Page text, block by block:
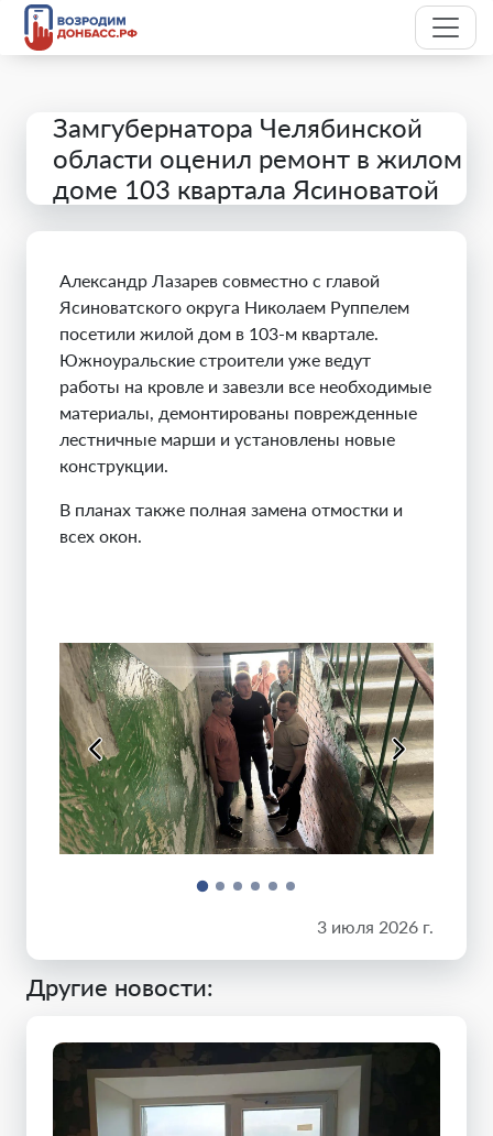
Замгубернатора Челябинской
области оценил ремонт в жилом
доме 103 квартала Ясиноватой
Александр Лазарев совместно с главой
Ясиноватского округа Николаем Руппелем
посетили жилой дом в 103-м квартале.
Южноуральские строители уже ведут
работы на кровле и завезли все необходимые
материалы, демонтированы поврежденные
лестничные марши и установлены новые
конструкции.
В планах также полная замена отмостки и
всех окон.
3 июля 2026 г.
Другие новости: